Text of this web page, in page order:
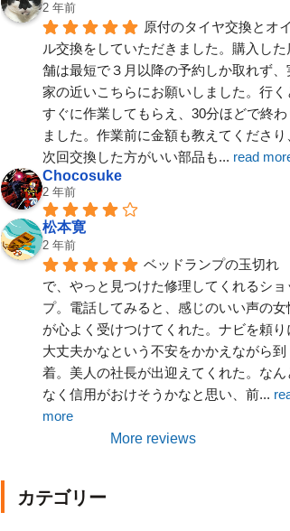
2 年前
原付のタイヤ交換とオイ
ル交換をしていただきました。購入した
舗は最短で３月以降の予約しか取れず、
家の近いこちらにお願いしました。行く
すぐに作業してもらえ、30分ほどで終わ
ました。作業前に金額も教えてくださり
次回交換した方がいい部品も... read
Chocosuke
2 年前
松本寛
2 年前
ベッドランプの玉切れ
で、やっと見つけた修理してくれるショ
プ。電話してみると、感じのいい声の女
が心よく受けつけてくれた。ナビを頼り
大丈夫かなという不安をかかえながら到
着。美人の社長が出迎えてくれた。なん
なく信用がおけそうかなと思い、前...
more
More reviews
カテゴリー